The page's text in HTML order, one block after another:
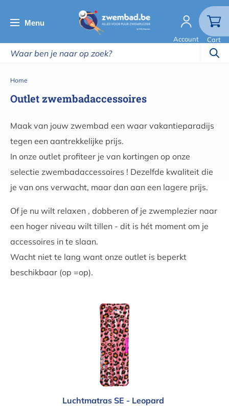
en
de
inhoud
Menu
Account Cart
Kruimelpad
Home
Outlet zwembadaccessoires
Maak van jouw zwembad een waar vakantieparadijs
tegen een aantrekkelijke prijs.
In onze outlet profiteer je van kortingen op onze
selectie zwembadaccessoires ! Dezelfde kwaliteit die
je van ons verwacht, maar dan aan een lagere prijs.
Of je nu wilt relaxen , dobberen of je zwemplezier naar
een hoger niveau wilt tillen - dit is hét moment om je
accessoires in te slaan.
Wacht niet te lang want onze outlet is beperkt
beschikbaar (op =op).
Luchtmatras SE - Leopard roségold
Luchtmatras SE - Leopard